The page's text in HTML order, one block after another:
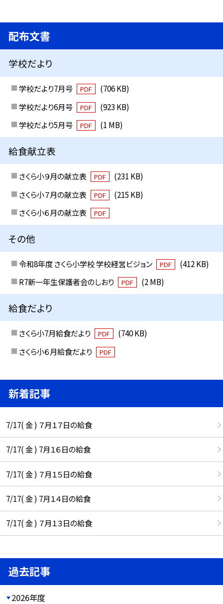
配布文書
学校だより
学校だより7月号 PDF
(706 KB)
学校だより6月号
PDF
(923 KB)
学校だより5月号
PDF (1 MB)
給食献立表
さくら小９月の献立表 PDF
(231 KB)
さくら小７月の献立表
PDF
(215 KB)
さくら小６月の献立表
PDF
その他
令和8年度 さくら小学校 学校経営ビジョン PDF
(412 KB)
R7新一年生保護者会のしおり
PDF (2 MB)
給食だより
さくら小7月給食だより PDF
(740 KB)
さくら小６月給食だより
PDF
新着記事
7/17( 金 ) ７月１７日の給食
7/17( 金 ) 7月１６日の給食
7/17( 金 ) ７月１５日の給食
7/17( 金 ) 7月１４日の給食
7/17( 金 ) ７月１３日の給食
過去記事
2026年度